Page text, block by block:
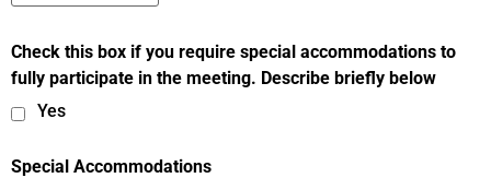
Check this box if you require special accommodations to
fully participate in the meeting. Describe briefly below
Yes
Special Accommodations